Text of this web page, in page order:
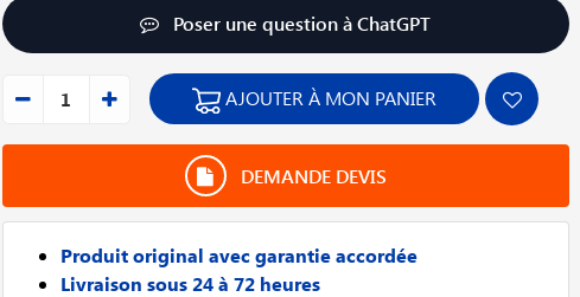
Poser une question à ChatGPT
AJOUTER À MON PANIER
DEMANDE DEVIS
Produit original avec garantie accordée
Livraison sous 24 à 72 heures